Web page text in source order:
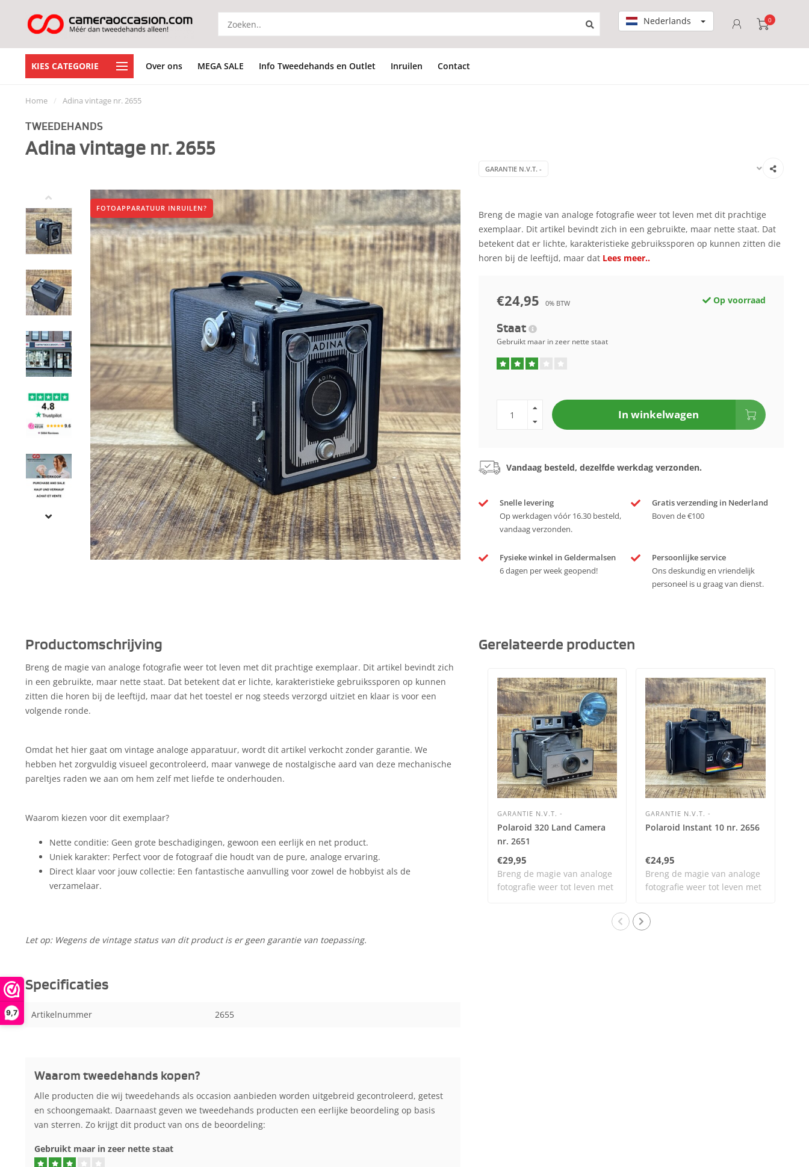
9,7
Nederlands 0
KIES CATEGORIE Over ons MEGA SALE Info Tweedehands en Outlet Inruilen Contact
Home / Adina vintage nr. 2655
TWEEDEHANDS
Adina vintage nr. 2655
GARANTIE N.V.T. -
FOTOAPPARATUUR INRUILEN?
Breng de magie van analoge fotografie weer tot leven met dit prachtige
exemplaar. Dit artikel bevindt zich in een gebruikte, maar nette staat. Dat
betekent dat er lichte, karakteristieke gebruikssporen op kunnen zitten die
horen bij de leeftijd, maar dat Lees meer..
€24,95 0% BTW Op voorraad
Staat
Gebruikt maar in zeer nette staat
In winkelwagen
Vandaag besteld, dezelfde werkdag verzonden.
Snelle levering
Op werkdagen vóór 16.30 besteld,
vandaag verzonden.
Gratis verzending in Nederland
Boven de €100
Fysieke winkel in Geldermalsen
6 dagen per week geopend!
Persoonlijke service
Ons deskundig en vriendelijk
personeel is u graag van dienst.
Productomschrijving
Breng de magie van analoge fotografie weer tot leven met dit prachtige exemplaar. Dit artikel bevindt zich
in een gebruikte, maar nette staat. Dat betekent dat er lichte, karakteristieke gebruikssporen op kunnen
zitten die horen bij de leeftijd, maar dat het toestel er nog steeds verzorgd uitziet en klaar is voor een
volgende ronde.
Omdat het hier gaat om vintage analoge apparatuur, wordt dit artikel verkocht zonder garantie. We
hebben het zorgvuldig visueel gecontroleerd, maar vanwege de nostalgische aard van deze mechanische
pareltjes raden we aan om hem zelf met liefde te onderhouden.
Waarom kiezen voor dit exemplaar?
Nette conditie: Geen grote beschadigingen, gewoon een eerlijk en net product.
Uniek karakter: Perfect voor de fotograaf die houdt van de pure, analoge ervaring.
Direct klaar voor jouw collectie: Een fantastische aanvulling voor zowel de hobbyist als de
verzamelaar.
Let op: Wegens de vintage status van dit product is er geen garantie van toepassing.
Specificaties
Artikelnummer 2655
Waarom tweedehands kopen?
Alle producten die wij tweedehands als occasion aanbieden worden uitgebreid gecontroleerd, getest
en schoongemaakt. Daarnaast geven we tweedehands producten een eerlijke beoordeling op basis
van sterren. Zo krijgt dit product van ons de beoordeling:
Gebruikt maar in zeer nette staat
Gerelateerde producten
GARANTIE N.V.T. -
Polaroid 320 Land Camera
nr. 2651
€29,95
Breng de magie van analoge
fotografie weer tot leven met
GARANTIE N.V.T. -
Polaroid Instant 10 nr. 2656
€24,95
Breng de magie van analoge
fotografie weer tot leven met